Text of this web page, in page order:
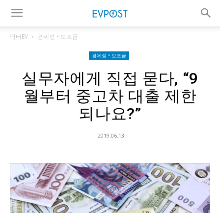
닥터EV 경제성 • 보조금
경제성 • 보조금
실무자에게 직접 묻다, “9
월부터 중고차 대출 제한
되나요?”
2019.06.13